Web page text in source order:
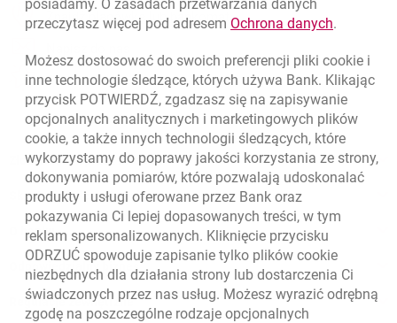
Znajdź placówkę lub bankomat otwiera się w nowej karcie
Oceń nas otwiera się w nowej karcie
Złóż wniosek przez internet
Skontaktuj się ze Specjalistą
O banku
Odpowiedzialny biznes
Regulacje zewnętrzne
posiadamy. O zasadach przetwarzania danych
przeczytasz więcej pod adresem Ochrona danychlink
.
Możesz dostosować do swoich preferencji pliki cookie i
inne technologie śledzące, których używa Bank. Klikając
przycisk POTWIERDŹ, zgadzasz się na zapisywanie
opcjonalnych analitycznych i marketingowych plików
cookie, a także innych technologii śledzących, które
wykorzystamy do poprawy jakości korzystania ze strony,
dokonywania pomiarów, które pozwalają udoskonalać
produkty i usługi oferowane przez Bank oraz
pokazywania Ci lepiej dopasowanych treści, w tym
reklam spersonalizowanych. Kliknięcie przycisku
ODRZUĆ spowoduje zapisanie tylko plików cookie
niezbędnych dla działania strony lub dostarczenia Ci
świadczonych przez nas usług. Możesz wyrazić odrębną
zgodę na poszczególne rodzaje opcjonalnych